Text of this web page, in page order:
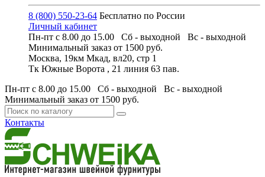
8 (800) 550-23-64 Бесплатно по России
Личный кабинет
Пн-пт с 8.00 до 15.00 Сб - выходной Вс - выходной
Минимальный заказ от 1500 руб.
Москва, 19км Мкад, вл20, стр 1
Тк Южные Ворота , 21 линия 63 пав.
Пн-пт с 8.00 до 15.00 Сб - выходной Вс - выходной
Минимальный заказ от 1500 руб.
Контакты